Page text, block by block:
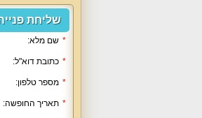
שליחת
* שם מלא:
* כתובת דוא"ל:
* מספר טלפון:
* תאריך החופשה: